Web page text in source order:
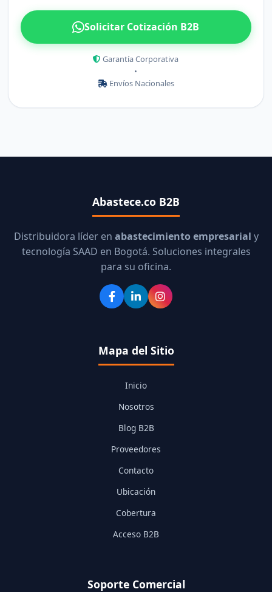
Solicitar Cotización B2B
Garantía Corporativa
•
Envíos Nacionales
Abastece.co B2B
Distribuidora líder en abastecimiento empresarial y
tecnología SAAD en Bogotá. Soluciones integrales
para su oficina.
Mapa del Sitio
Inicio
Nosotros
Blog B2B
Proveedores
Contacto
Ubicación
Cobertura
Acceso B2B
Soporte Comercial